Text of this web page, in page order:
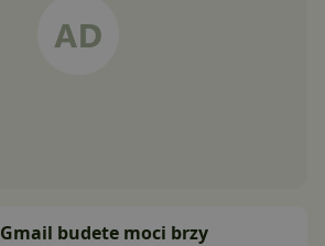
Gmail budete moci brzy